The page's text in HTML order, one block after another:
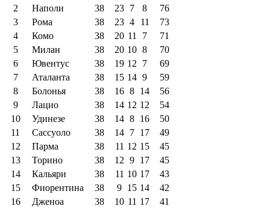
2
Наполи 38 23 7 8
76
3
Рома 38 23 4 11
73
4
Комо 38 20 11 7
71
5
Милан 38 20 10 8
70
6
Ювентус 38 19 12 7
69
7
Аталанта 38 15 14 9
59
8
Болонья 38 16 8 14
56
9
Лацио 38 14 12 12
54
10
Удинезе 38 14 8 16
50
11
Сассуоло 38 14 7 17
49
12
Парма 38 11 12 15
45
13
Торино 38 12 9 17
45
14
Кальяри 38 11 10 17
43
15
Фиорентина 38 9 15 14
42
16
Дженоа 38 10 11 17
41